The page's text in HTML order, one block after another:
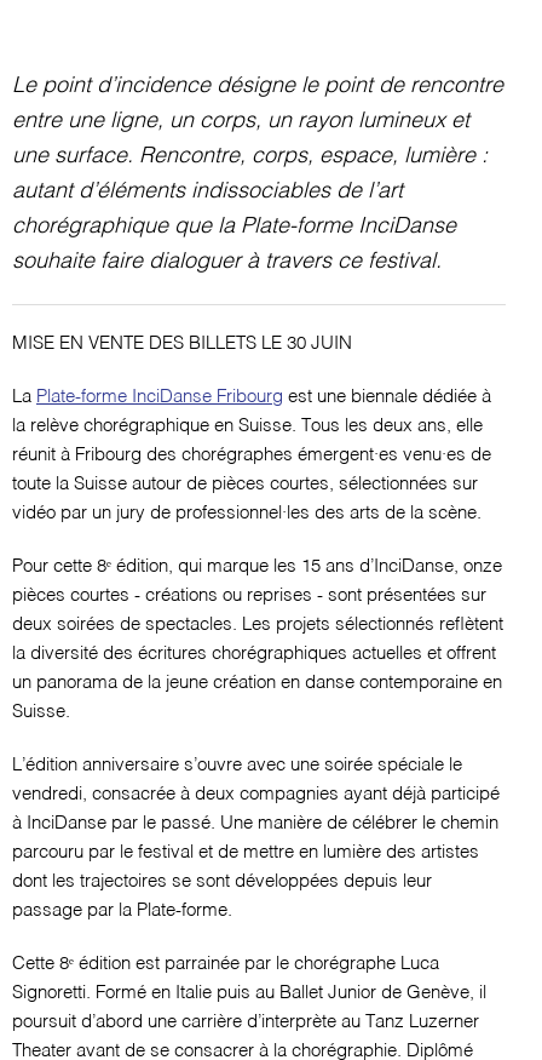
Le point d’incidence désigne le point de rencontre
entre une ligne, un corps, un rayon lumineux et
une surface. Rencontre, corps, espace, lumière :
autant d’éléments indissociables de l’art
chorégraphique que la Plate-forme InciDanse
souhaite faire dialoguer à travers ce festival.
MISE EN VENTE DES BILLETS LE 30 JUIN
La Plate-forme InciDanse Fribourg est une biennale dédiée à
la relève chorégraphique en Suisse. Tous les deux ans, elle
réunit à Fribourg des chorégraphes émergent·es venu·es de
toute la Suisse autour de pièces courtes, sélectionnées sur
vidéo par un jury de professionnel·les des arts de la scène.
Pour cette 8ᵉ édition, qui marque les 15 ans d’InciDanse, onze
pièces courtes - créations ou reprises - sont présentées sur
deux soirées de spectacles. Les projets sélectionnés reflètent
la diversité des écritures chorégraphiques actuelles et offrent
un panorama de la jeune création en danse contemporaine en
Suisse.
L’édition anniversaire s’ouvre avec une soirée spéciale le
vendredi, consacrée à deux compagnies ayant déjà participé
à InciDanse par le passé. Une manière de célébrer le chemin
parcouru par le festival et de mettre en lumière des artistes
dont les trajectoires se sont développées depuis leur
passage par la Plate-forme.
Cette 8ᵉ édition est parrainée par le chorégraphe Luca
Signoretti. Formé en Italie puis au Ballet Junior de Genève, il
poursuit d’abord une carrière d’interprète au Tanz Luzerner
Theater avant de se consacrer à la chorégraphie. Diplômé